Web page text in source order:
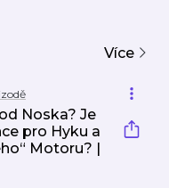
Více
Noska? Je
pro Hyku a
Motoru? |